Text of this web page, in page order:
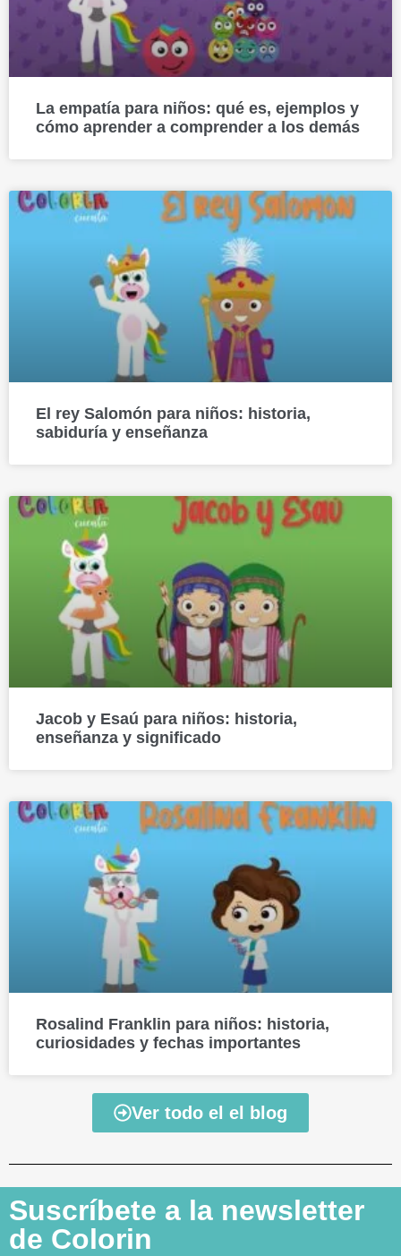
La empatía para niños: qué es, ejemplos y
cómo aprender a comprender a los demás
El rey Salomón para niños: historia,
sabiduría y enseñanza
Jacob y Esaú para niños: historia,
enseñanza y significado
Rosalind Franklin para niños: historia,
curiosidades y fechas importantes
Ver todo el el blog
Suscríbete a la newsletter
de Colorin